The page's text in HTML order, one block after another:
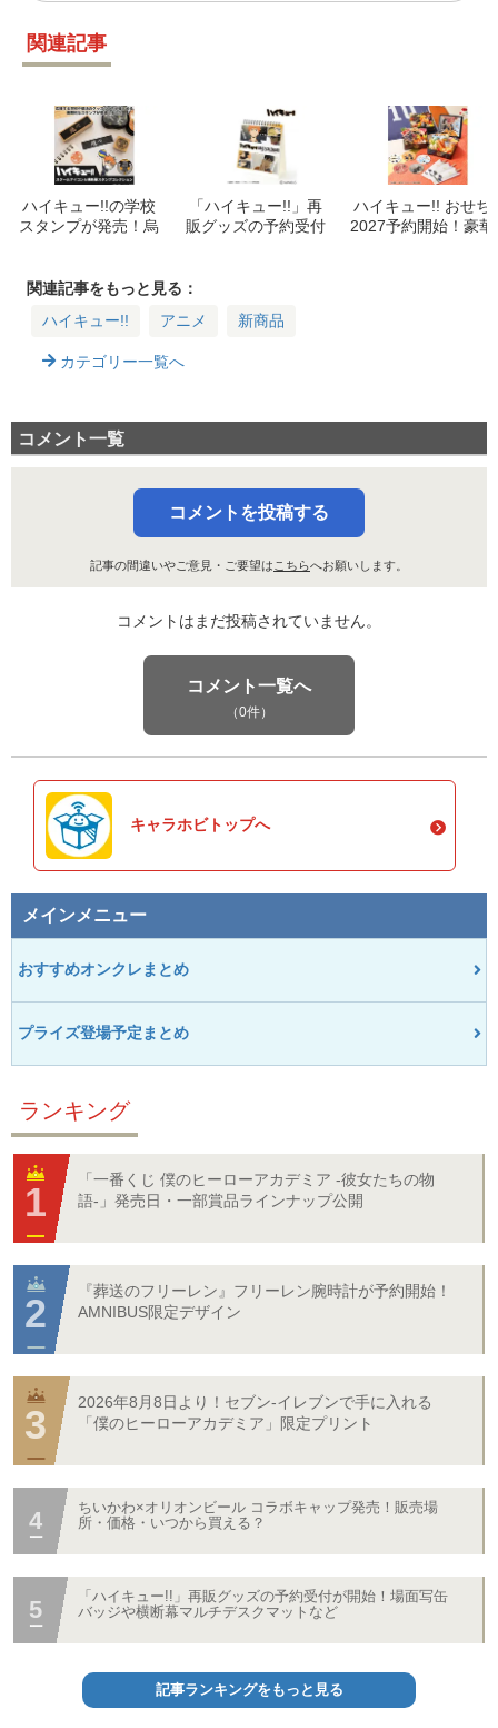
関連記事
ハイキュー!!の学校
スタンプが発売！烏
販売
「ハイキュー!!」再
販グッズの予約受付
ハイキュー!! おせち
2027予約開始！豪華
関連記事をもっと見る：
ハイキュー!!
アニメ 新商品
カテゴリー一覧へ
コメント一覧
コメントを投稿する
記事の間違いやご意見・ご要望は こちらへお願いします。
コメントはまだ投稿されていません。
コメント一覧へ
（0件）
キャラホビトップへ
メインメニュー
おすすめオンクレまとめ
プライズ登場予定まとめ
ランキング
「一番くじ 僕のヒーローアカデミア -彼女たちの物
語-」発売日・一部賞品ラインナップ公開
『葬送のフリーレン』フリーレン腕時計が予約開始！
AMNIBUS限定デザイン
2026年8月8日より！セブン‐イレブンで手に入れる
「僕のヒーローアカデミア」限定プリント
ちいかわ×オリオンビール コラボキャップ発売！販売場
所・価格・いつから買える？
「ハイキュー!!」再販グッズの予約受付が開始！場面写缶
バッジや横断幕マルチデスクマットなど
記事ランキングをもっと見る